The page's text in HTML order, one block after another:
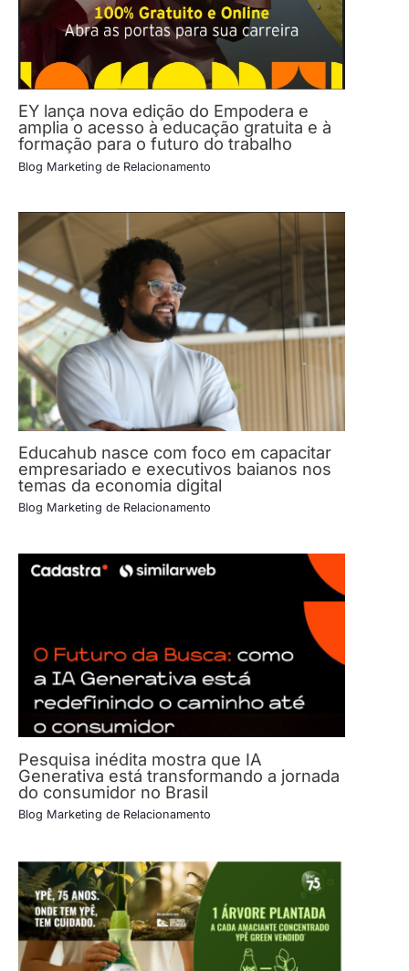
EY lança nova edição do Empodera e
amplia o acesso à educação gratuita e à
formação para o futuro do trabalho
Blog Marketing de Relacionamento
Educahub nasce com foco em capacitar
empresariado e executivos baianos nos
temas da economia digital
Blog Marketing de Relacionamento
Pesquisa inédita mostra que IA
Generativa está transformando a jornada
do consumidor no Brasil
Blog Marketing de Relacionamento